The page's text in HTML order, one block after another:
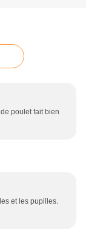
poulet fait bien
et les pupilles.